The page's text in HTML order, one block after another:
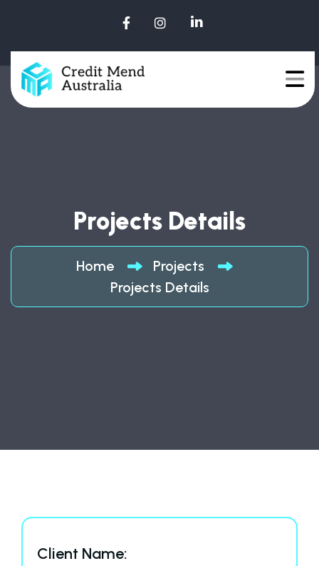
Projects Details
Home
Projects
Projects Details
Client Name: